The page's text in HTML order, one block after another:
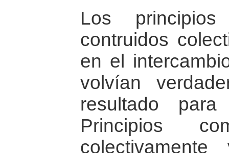
Los
contruidos
en el
volvían
resultado
Principios